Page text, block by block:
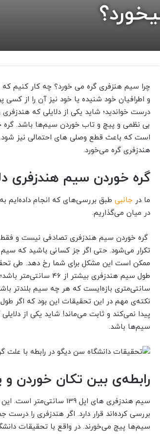
چرا سیم هنزفری گره می خورد؟ چه کار کنیم که
و اطرافیان خود شنیده یا خود نیز آن را از
درست خواندید؛ شاید یکی از دلایلی که هندزفری‌
بی نظمی و پیچ و تاب خوردن سیم‌ها باشد. گره
است که باعث قطع وصلی های احتمالی نیز شود.
هندزفری گره می‌خورد.
گره خوردن سیم هندزفری
ما درجانبی طبق بررسی‌های که انجام داده‌ایم
در میان می‌گذاریم.
گره خوردن سیم هندزفری تصادفی نیست و
تکرار می‌شود. حتی اگر جز کسانی باشید که
ممکن است این مشکل برای شما رخ دهد. طی
سانتی‌متری بازه‌ایست که هر چه سیم بلندتر
پیدا نمی‌کند و ثابت می‌ماند! شاید یکی از
سیم‌ها باشد.
رابطه‌ی بین تکان خوردن
سیم هندزفری های اپل
بررسی کرده‌اند قرار دارد. اگر هندزفری را
سیم‌ها پیچ می‌خورند. در واقع با تحقیقات